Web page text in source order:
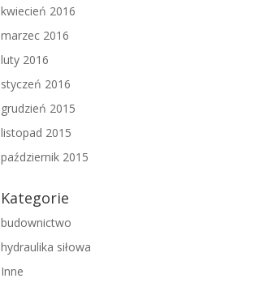
kwiecień 2016
marzec 2016
luty 2016
styczeń 2016
grudzień 2015
listopad 2015
październik 2015
Kategorie
budownictwo
hydraulika siłowa
Inne